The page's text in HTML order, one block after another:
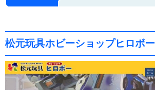
松元玩具ホビーショップヒロボー